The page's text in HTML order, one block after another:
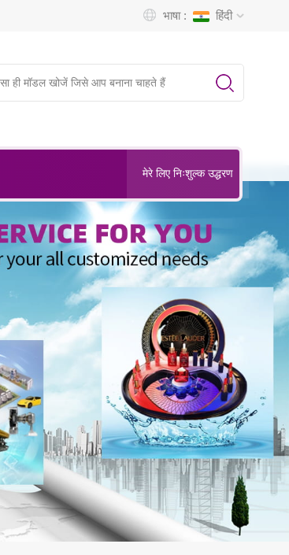
भाषा : हिंदी
मेरे लिए निःशुल्क उद्धरण